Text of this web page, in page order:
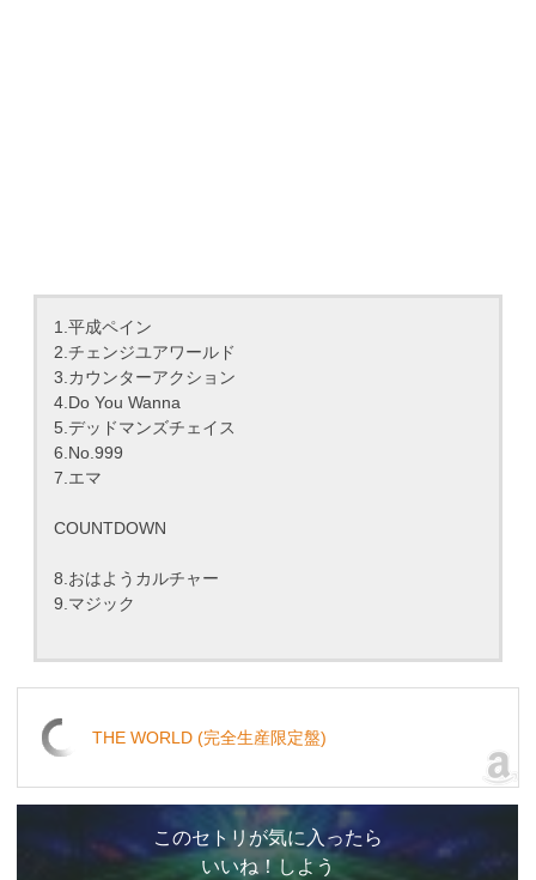
1.平成ペイン
2.チェンジユアワールド
3.カウンターアクション
4.Do You Wanna
5.デッドマンズチェイス
6.No.999
7.エマ
COUNTDOWN
8.おはようカルチャー
9.マジック
THE WORLD (完全生産限定盤)
このセトリが気に入ったら
いいね！しよう